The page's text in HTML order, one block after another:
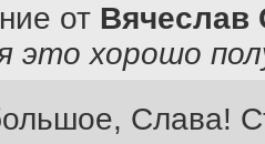
от Вячеслав
это хорошо
Слава!